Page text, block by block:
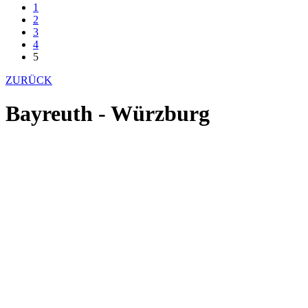
1
2
3
4
5
ZURÜCK
Bayreuth - Würzburg